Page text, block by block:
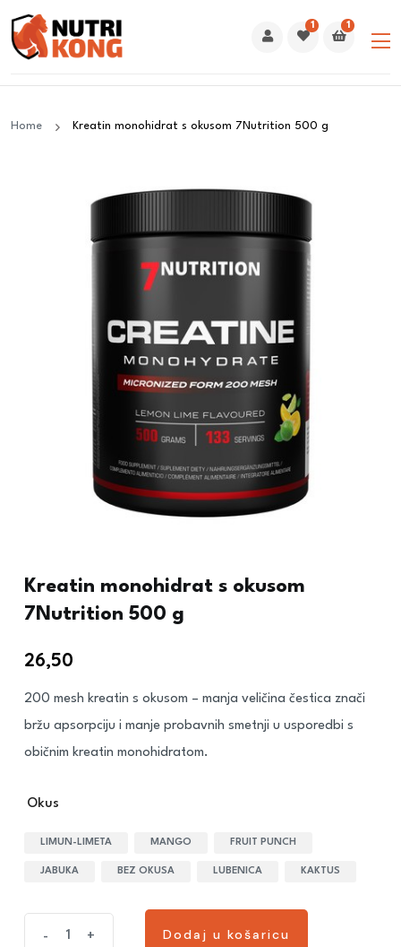
1 1
Home Kreatin monohidrat s okusom 7Nutrition 500 g
Kreatin monohidrat s okusom
7Nutrition 500 g
26,50
200 mesh kreatin s okusom – manja veličina čestica znači
bržu apsorpciju i manje probavnih smetnji u usporedbi s
običnim kreatin monohidratom.
Okus
LIMUN-LIMETA MANGO FRUIT PUNCH
JABUKA BEZ OKUSA LUBENICA KAKTUS
- + Dodaj u košaricu